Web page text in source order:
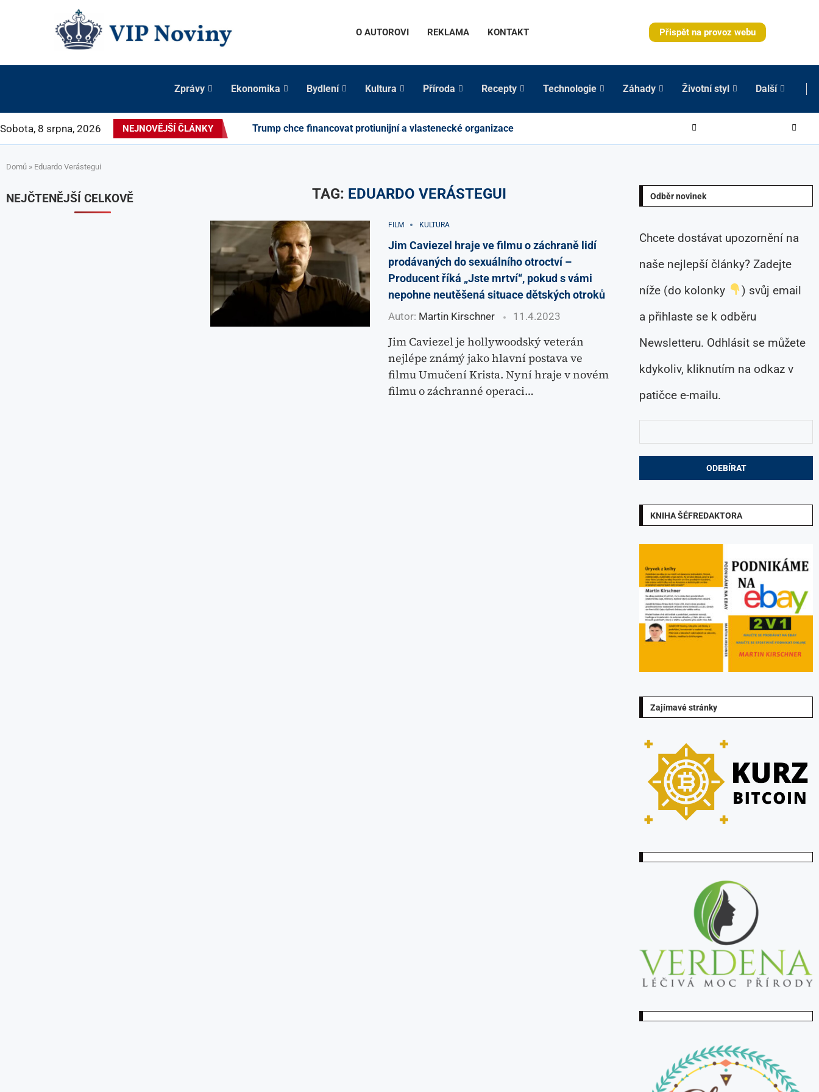
O AUTOROVI REKLAMA KONTAKT Přispět na provoz webu
Zprávy Ekonomika Bydlení Kultura Příroda Recepty Technologie Záhady Životní styl Další
Sobota, 8 srpna, 2026 NEJNOVĚJŠÍ ČLÁNKY Trump chce financovat protiunijní a vlastenecké organizace
Domů » Eduardo Verástegui
TAG: EDUARDO VERÁSTEGUI
FILM KULTURA
Jim Caviezel hraje ve filmu o záchraně lidí
prodávaných do sexuálního otroctví –
Producent říká „Jste mrtví“, pokud s vámi
nepohne neutěšená situace dětských otroků
Autor: Martin Kirschner 11.4.2023
Jim Caviezel je hollywoodský veterán
nejlépe známý jako hlavní postava ve
filmu Umučení Krista. Nyní hraje v novém
filmu o záchranné operaci…
Odběr novinek
Chcete dostávat upozornění na
naše nejlepší články? Zadejte
níže (do kolonky
) svůj email
a přihlaste se k odběru
Newsletteru. Odhlásit se můžete
kdykoliv, kliknutím na odkaz v
patičce e-mailu.
KNIHA ŠÉFREDAKTORA
Zajímavé stránky
NEJČTENĚJŠÍ CELKOVĚ